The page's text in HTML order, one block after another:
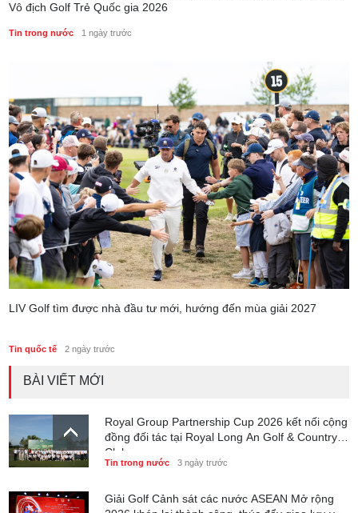
Vô địch Golf Trẻ Quốc gia 2026
Tin trong nước 1 ngày trước
LIV Golf tìm được nhà đầu tư mới, hướng đến mùa giải 2027
Tin quốc tế 2 ngày trước
BÀI VIẾT MỚI
Royal Group Partnership Cup 2026 kết nối cộng
đồng đối tác tại Royal Long An Golf & Country
Club
Tin trong nước 3 ngày trước
Giải Golf Cảnh sát các nước ASEAN Mở rộng